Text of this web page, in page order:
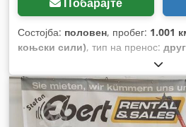
Состојба: половен, пробег: 1.001
коњски сили), тип на пренос:
, празна тежина:
регистрација:01/2006, Година на
на возачот:друго,